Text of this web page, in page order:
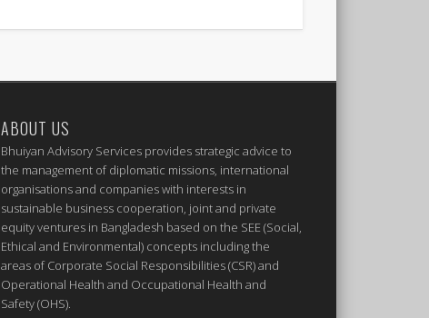
ABOUT US
Bhuiyan Advisory Services provides strategic advice to
the management of diplomatic missions, international
organisations and companies with interests in
sustainable business cooperation, joint and private
equity ventures in Bangladesh based on the SEE (Social,
Ethical and Environmental) concepts including the
areas of Corporate Social Responsibilities (CSR) and
Operational Health and Occupational Health and
Safety (OHS).